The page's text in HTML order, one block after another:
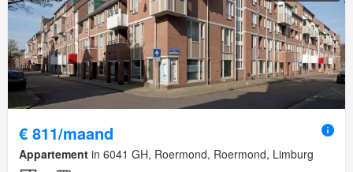
€ 811/maand
Appartement in 6041 GH, Roermond, Roermond, Limburg